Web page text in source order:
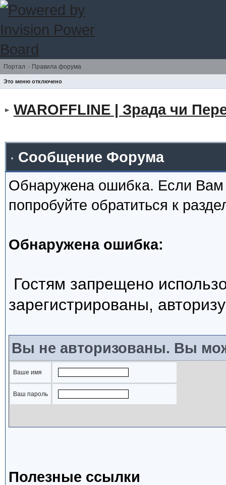
Портал · Правила форума
Это меню отключено
WAROFFLINE | Зрада чи
Сообщение Форума
Обнаружена ошибка. Если
попробуйте обратиться к
Обнаружена ошибка:
Гостям запрещено
зарегистрированы,
Вы не авторизованы. Вы
Ваше имя
Ваш пароль
Полезные ссылки